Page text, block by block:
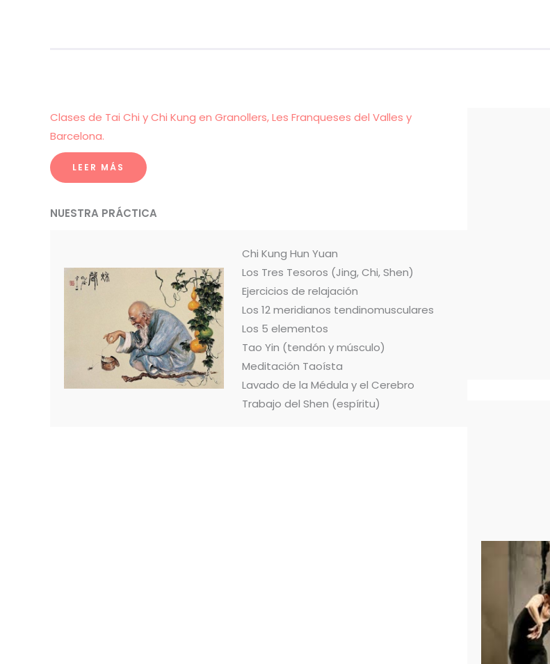
Clases de Tai Chi y Chi Kung en Granollers, Les Franqueses del Valles y
Barcelona.
LEER MÁS
NUESTRA PRÁCTICA
Chi Kung Hun Yuan
Los Tres Tesoros (Jing, Chi, Shen)
Ejercicios de relajación
Los 12 meridianos tendinomusculares
Los 5 elementos
Tao Yin (tendón y músculo)
Meditación Taoísta
Lavado de la Médula y el Cerebro
Trabajo del Shen (espíritu)